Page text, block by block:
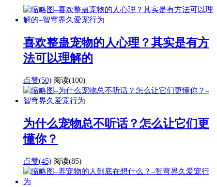
喜欢整蛊宠物的人心理？其实是有方
法可以理解的
点赞(50) 阅读(100)
为什么宠物总不听话？怎么让它们更
懂你？
点赞(45) 阅读(85)